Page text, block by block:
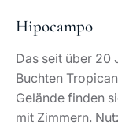
Hipocampo
Das seit über 20
Buchten
Gelände finden
mit Zimmern.